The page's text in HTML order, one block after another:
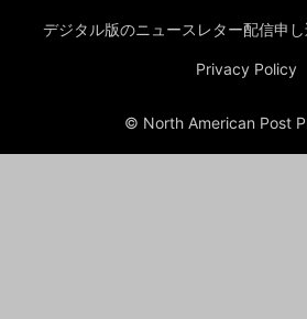
デジタル版のニュースレター配信申
Privacy Policy
© North American Post